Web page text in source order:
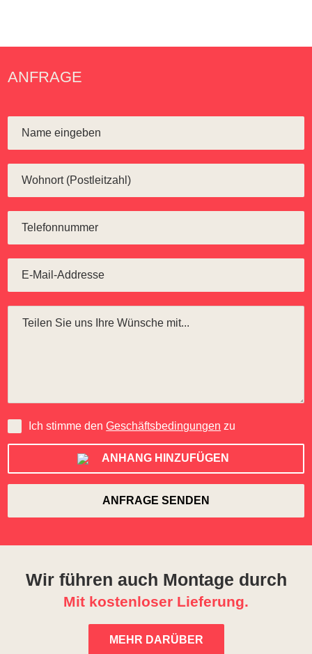
ANFRAGE
Ich stimme denGeschäftsbedingungen zu
ANHANG HINZUFÜGEN
Wir führen auch Montage durch
Mit kostenloser Lieferung.
MEHR DARÜBER